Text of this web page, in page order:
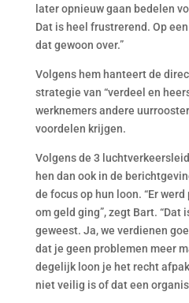
later opnieuw gaan bedelen
Dat is heel frustrerend. Op
dat gewoon over.”
Volgens hem hanteert de
strategie van “verdeel en
werknemers andere
voordelen krijgen.
Volgens de 3
hen dan ook in de
de focus op hun loon. “Er
om geld ging”, zegt Bart. “Dat
geweest. Ja, we verdienen
dat je geen problemen meer
degelijk loon je het recht
niet veilig is of dat een